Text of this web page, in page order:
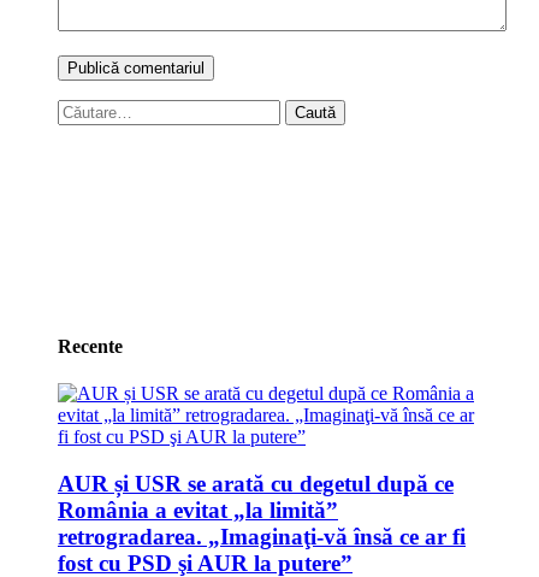
Caută
după:
Recente
AUR și USR se arată cu degetul după ce
România a evitat „la limită”
retrogradarea. „Imaginaţi-vă însă ce ar fi
fost cu PSD şi AUR la putere”